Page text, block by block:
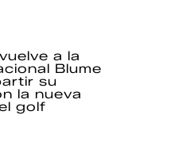
a la
Blume
su
la nueva
golf